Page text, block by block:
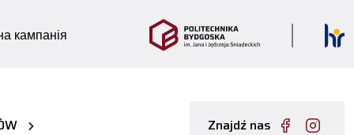
кампанія
Znajdź nas